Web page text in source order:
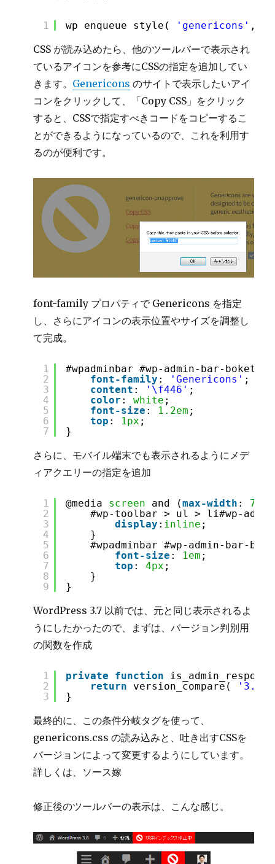
1 wp_enqueue_style( 'genericons' ,
CSS が読み込めたら、他のツールバーで表示され
ているアイコンを参考にCSSの指定を追加してい
きます。 Genericons のサイトで表示したいアイ
コンをクリックして、「Copy CSS」をクリック
すると、CSSで指定すべきコードをコピーするこ
とができるようになっているので、これを利用す
るのが便利です。
font-family プロパティで Genericons を指定
し、さらにアイコンの表示位置やサイズを調整し
て完成。
1
2
3
4
5
6
7
#wpadminbar #wp-admin-bar-
font-family : 'Genericons' ;
content : '\f446' ;
color : white ;
font-size : 1.2em ;
top : 1px ;
}
さらに、モバイル端末でも表示されるようにメデ
ィアクエリーの指定を追加
1
2
3
4
5
6
7
8
9
@media screen and (max-width :
#wp-toolbar > ul > li#wp-
display : inline ;
}
#wpadminbar #wp-admin-bar-
font-size : 1em ;
top : 4px ;
}
}
WordPress 3.7 以前では、元と同じ表示されるよ
うにしたかったので、まずは、バージョン判別用
の関数を作成
1
2
3
private function
return
version_compare(
}
最終的に、この条件分岐タグを使って、
genericons.css の読み込みと、吐き出すCSSを
バージョンによって変更するようにしています。
詳しくは、ソース嫁
修正後のツールバーの表示は、こんな感じ。